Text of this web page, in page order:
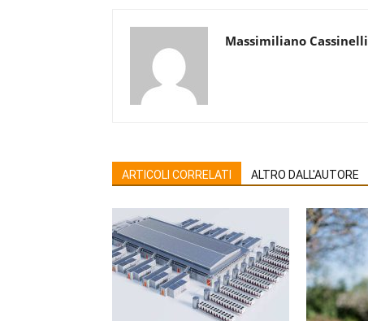
Massimiliano Cassinelli
ARTICOLI CORRELATI ALTRO DALL'AUTORE